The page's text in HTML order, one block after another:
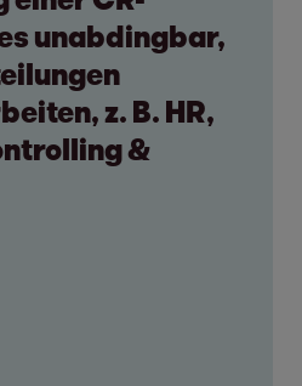
unabdingbar,
z. B. HR,
&